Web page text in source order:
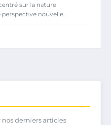
sur la nature
nouvelle…
derniers articles